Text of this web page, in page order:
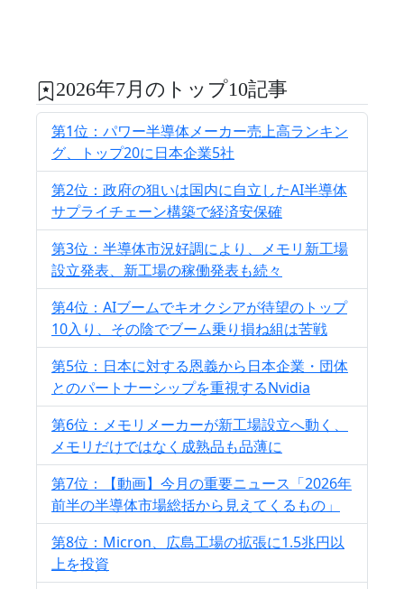
2026年7月のトップ10記事
第1位：パワー半導体メーカー売上高ランキン
グ、トップ20に日本企業5社
第2位：政府の狙いは国内に自立したAI半導体
サプライチェーン構築で経済安保確
第3位：半導体市況好調により、メモリ新工場
設立発表、新工場の稼働発表も続々
第4位：AIブームでキオクシアが待望のトップ
10入り、その陰でブーム乗り損ね組は苦戦
第5位：日本に対する恩義から日本企業・団体
とのパートナーシップを重視するNvidia
第6位：メモリメーカーが新工場設立へ動く、
メモリだけではなく成熟品も品薄に
第7位：【動画】今月の重要ニュース「2026年
前半の半導体市場総括から見えてくるもの」
第8位：Micron、広島工場の拡張に1.5兆円以
上を投資